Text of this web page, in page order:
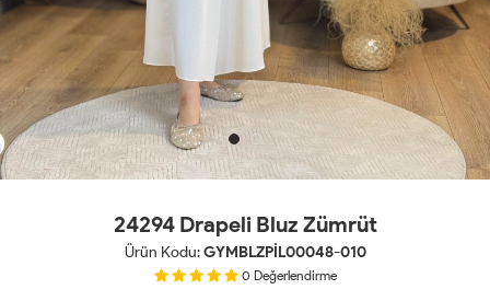
24294 Drapeli Bluz Zümrüt
Ürün Kodu:GYMBLZPİL00048-010
0 Değerlendirme